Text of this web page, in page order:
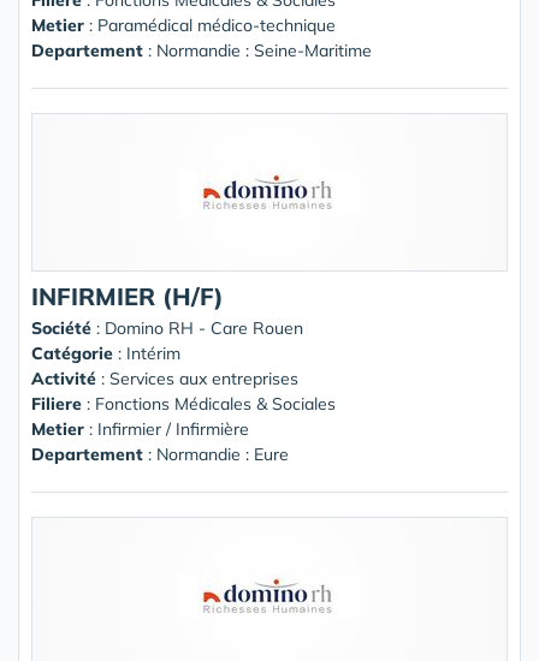
Metier : Paramédical médico-technique
Departement : Normandie : Seine-Maritime
INFIRMIER (H/F)
Société : Domino RH - Care Rouen
Catégorie : Intérim
Activité : Services aux entreprises
Filiere : Fonctions Médicales & Sociales
Metier : Infirmier / Infirmière
Departement : Normandie : Eure